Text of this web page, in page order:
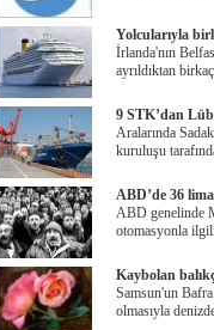
Yolcularıyla
İrlanda'nın
ayrıldıktan
9 STK’dan
Aralarında
kuruluşu
ABD’de 36
ABD genelinde
otomasyonla
Kaybolan
Samsun'un
olmasıyla